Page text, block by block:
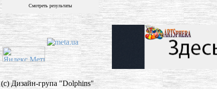
Смотреть результаты
(c) Дизайн-група "Dolphins"